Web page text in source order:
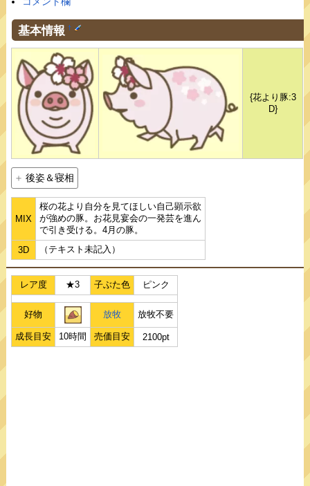
基本情報 †
{花より豚:3
D}
後姿＆寝相
MIX
桜の花より自分を見てほしい自己顕示欲
が強めの豚。お花見宴会の一発芸を進ん
で引き受ける。4月の豚。
3D
（テキスト未記入）
レア度 ★3 子ぶた色 ピンク
好物 放牧 放牧不要
成長目安 10時間 売価目安 2100pt